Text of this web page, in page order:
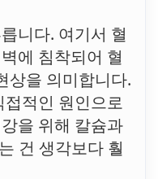
니다. 여기서 혈
에 침착되어 혈
상을 의미합니다.
적인 원인으로
을 위해 칼슘과
건 생각보다 훨